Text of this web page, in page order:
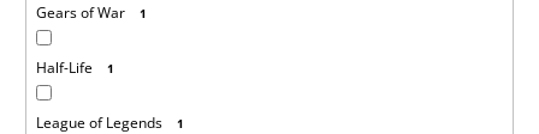
Gears of War 1
Half-Life 1
League of Legends 1